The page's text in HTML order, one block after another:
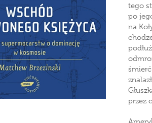
tego
po
na
przez